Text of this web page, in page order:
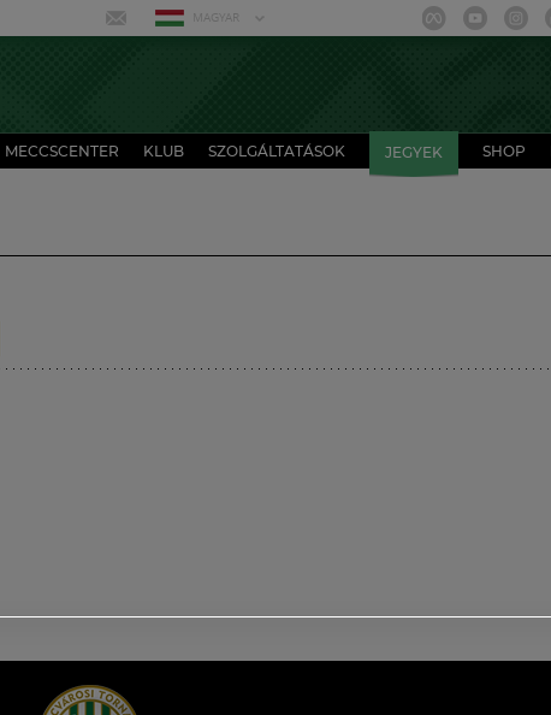
MAGYAR
MECCSCENTER KLUB SZOLGÁLTATÁSOK JEGYEK SHOP